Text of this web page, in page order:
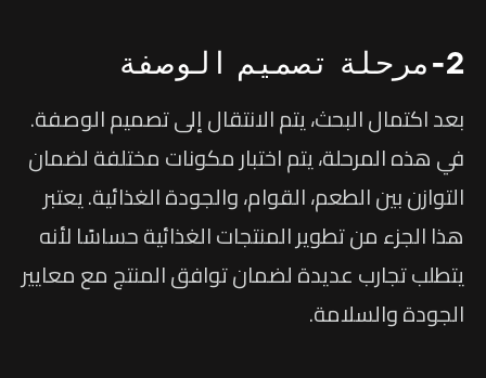
2-مرحلة تصميم الوصفة
بعد اكتمال البحث، يتم الانتقال إلى تصميم الوصفة.
في هذه المرحلة، يتم اختبار مكونات مختلفة لضمان
التوازن بين الطعم، القوام، والجودة الغذائية. يعتبر
هذا الجزء من تطوير المنتجات الغذائية حساسًا لأنه
يتطلب تجارب عديدة لضمان توافق المنتج مع معايير
الجودة والسلامة.